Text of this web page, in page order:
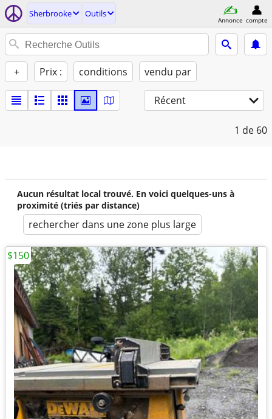
Sherbrooke Outils
Annonce compte
+ Prix : conditions vendu par
Récent
1 de 60
Aucun résultat local trouvé. En voici quelques-uns à
proximité (triés par distance)
rechercher dans une zone plus large
$150